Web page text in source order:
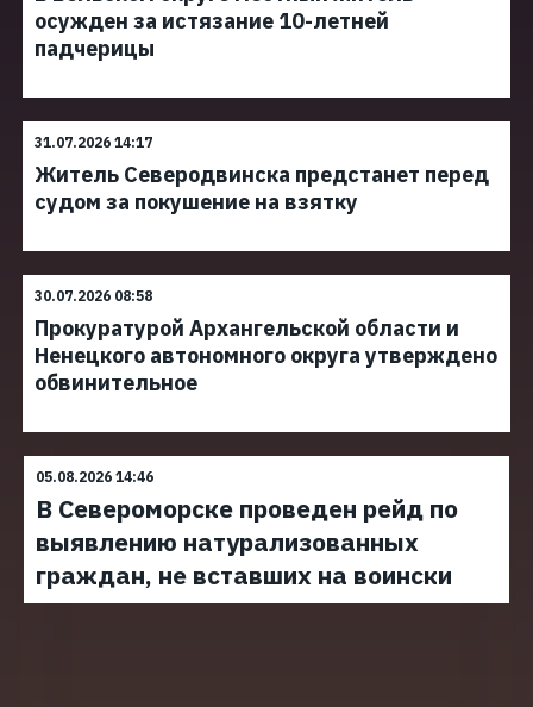
осужден за истязание 10-летней
падчерицы
31.07.2026 14:17
Житель Северодвинска предстанет перед
судом за покушение на взятку
30.07.2026 08:58
Прокуратурой Архангельской области и
Ненецкого автономного округа утверждено
обвинительное
05.08.2026 14:46
В Североморске проведен рейд по
выявлению натурализованных
граждан, не вставших на воински